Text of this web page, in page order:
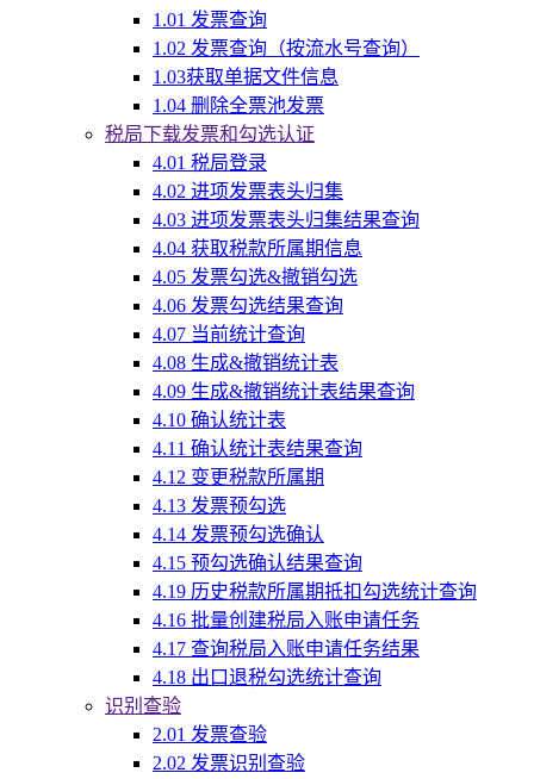
1.01 发票查询
1.02 发票查询（按流水号查询）
1.03获取单据文件信息
1.04 删除全票池发票
税局下载发票和勾选认证
4.01 税局登录
4.02 进项发票表头归集
4.03 进项发票表头归集结果查询
4.04 获取税款所属期信息
4.05 发票勾选&撤销勾选
4.06 发票勾选结果查询
4.07 当前统计查询
4.08 生成&撤销统计表
4.09 生成&撤销统计表结果查询
4.10 确认统计表
4.11 确认统计表结果查询
4.12 变更税款所属期
4.13 发票预勾选
4.14 发票预勾选确认
4.15 预勾选确认结果查询
4.19 历史税款所属期抵扣勾选统计查询
4.16 批量创建税局入账申请任务
4.17 查询税局入账申请任务结果
4.18 出口退税勾选统计查询
识别查验
2.01 发票查验
2.02 发票识别查验